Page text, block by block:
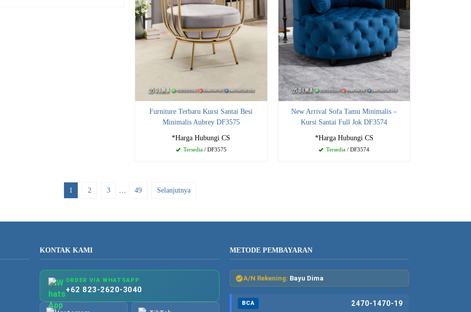
Furniture Terbaru Kursi Santai Besi
Minimalis Aubrey DF3575
*Harga Hubungi CS
Tersedia/ DF3575
New Arrival Sofa Tamu Minimalis –
Kursi Santai Full Jok DF3574
*Harga Hubungi CS
Tersedia / DF3574
1 2 3 49 Selanjutnya
KONTAK KAMI
ORDER VIA WHATSAPP
+62 823-2620-3040
METODE PEMBAYARAN
A/N Rekening: Bayu Dima
BCA 2470-1470-19